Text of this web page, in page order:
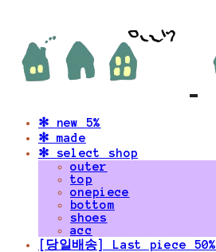
✻ new 5%
✻ made
✻ select shop
outer
top
onepiece
bottom
shoes
acc
[당일배송] Last piece 50%